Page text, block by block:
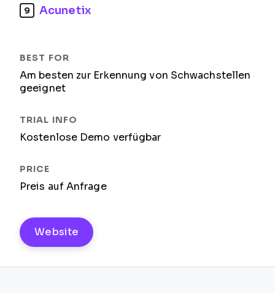
9 Acunetix
Am besten zur Erkennung von Schwachstellen
geeignet
Kostenlose Demo verfügbar
Preis auf Anfrage
Website